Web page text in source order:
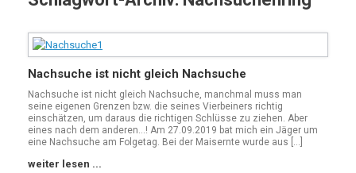
Nachsuche ist nicht gleich Nachsuche
Nachsuche ist nicht gleich Nachsuche, manchmal muss man
seine eigenen Grenzen bzw. die seines Vierbeiners richtig
einschätzen, um daraus die richtigen Schlüsse zu ziehen. Aber
eines nach dem anderen…! Am 27.09.2019 bat mich ein Jäger um
eine Nachsuche am Folgetag. Bei der Maisernte wurde aus […]
weiter lesen ...